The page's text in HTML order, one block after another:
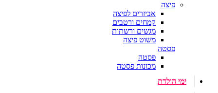
פיצה
אביזרים לפיצה
קמחים ורטבים
מגשים ורשתות
משוט פיצה
פסטה
פסטה
מכונות פסטה
ימי הולדת